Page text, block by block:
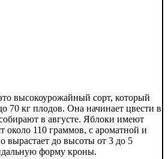
высокоурожайный сорт, который
70 кг плодов. Она начинает цвести в
в августе. Яблоки имеют
около 110 граммов, с ароматной и
вырастает до высоты от 3 до 5
форму кроны.